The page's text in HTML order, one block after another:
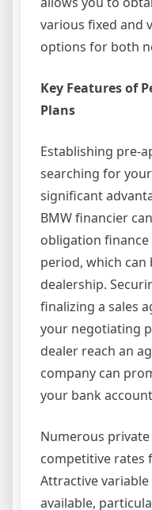
various fixed and
options for both
Key Features of
Plans
Establishing pre-
searching for
significant
BMW financier
obligation
period, which can
dealership.
finalizing a sales
your negotiating
dealer reach an
company can
your bank
Numerous
competitive rates
Attractive
available,